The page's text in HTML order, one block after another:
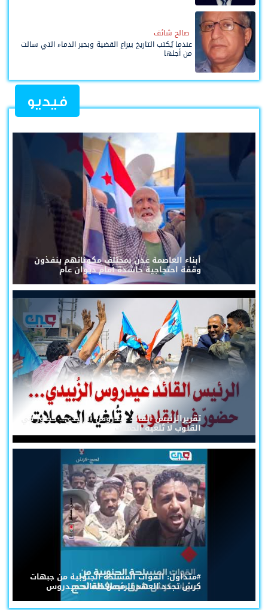
صالح شائف
عندما يُكتب التاريخ بيراع القضية وبحبر الدماء التي سالت
من أجلها
فيديو
أبناء العاصمة عدن بمختلف مكوناتهم ينفذون
وقفة احتجاجية حاشدة أمام ديوان عام
تقريرالرئيس القائد عيدروس الزُبيدي... حضورٌ في
القلوب لا تُلغيه الحملات
#متداول: القوات المسلحة الجنوبية من جبهات
كرش تجدد العهد للرئيس القائد عيدروس